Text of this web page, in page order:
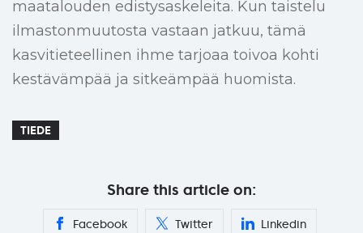
maatalouden edistysaskeleita. Kun taistelu
ilmastonmuutosta vastaan jatkuu, tämä
kasvitieteellinen ihme tarjoaa toivoa kohti
kestävämpää ja sitkeämpää huomista.
TIEDE
Share this article on:
Facebook Twitter Linkedin